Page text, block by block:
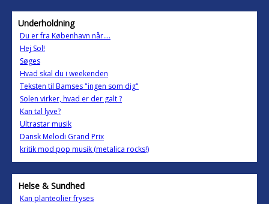
Underholdning
Du er fra København når....
Hej Sol!
Søges
Hvad skal du i weekenden
Teksten til Bamses "ingen som dig"
Solen virker, hvad er der galt ?
Kan tal lyve?
Ultrastar musik
Dansk Melodi Grand Prix
kritik mod pop musik (metalica rocks!)
Helse & Sundhed
Kan planteolier fryses